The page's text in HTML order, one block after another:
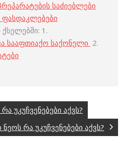
საძიებლები
ფასდაკლებები
1.
სააფთიაქო საქონელი 2.
უკუჩვენებები აქვს?
რა უკუჩვენებები აქვს?